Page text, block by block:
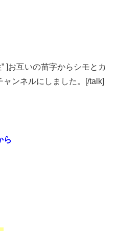
]お互いの苗字からシモとカ
ンネルにしました。[/talk]
ら